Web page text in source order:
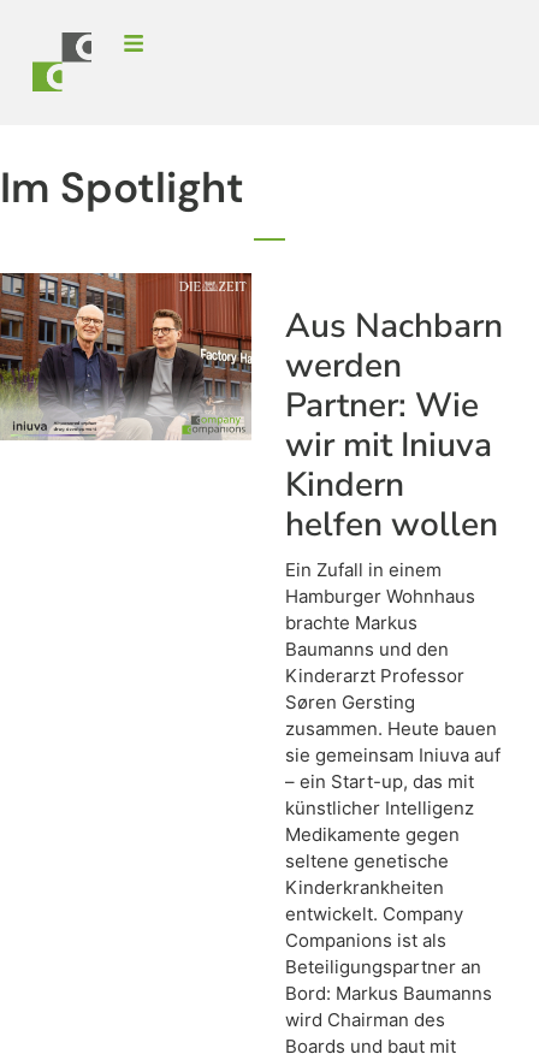
Im Spotlight
Aus Nachbarn
werden
Partner: Wie
wir mit Iniuva
Kindern
helfen wollen
Ein Zufall in einem
Hamburger Wohnhaus
brachte Markus
Baumanns und den
Kinderarzt Professor
Søren Gersting
zusammen. Heute bauen
sie gemeinsam Iniuva auf
– ein Start-up, das mit
künstlicher Intelligenz
Medikamente gegen
seltene genetische
Kinderkrankheiten
entwickelt. Company
Companions ist als
Beteiligungspartner an
Bord: Markus Baumanns
wird Chairman des
Boards und baut mit